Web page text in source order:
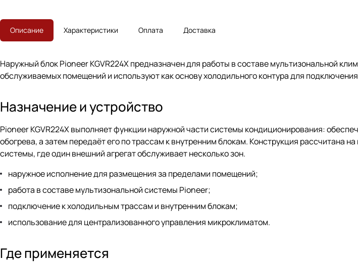
Описание Характеристики Оплата Доставка
Наружный блок Pioneer KGVR224X предназначен для работы в составе мультизональной
обслуживаемых помещений и используют как основу холодильного контура для
Назначение и устройство
Pioneer KGVR224X выполняет функции наружной части системы кондиционирования:
обогрева, а затем передаёт его по трассам к внутренним блокам. Конструкция рассчитана
системы, где один внешний агрегат обслуживает несколько зон.
наружное исполнение для размещения за пределами помещений;
работа в составе мультизональной системы Pioneer;
подключение к холодильным трассам и внутренним блокам;
использование для централизованного управления микроклиматом.
Где применяется